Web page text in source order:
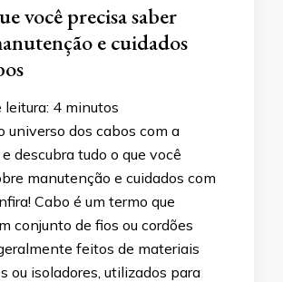
você precisa saber
e cuidados
leitura: 4 minutos
universo dos cabos com a
descubra tudo o que você
manutenção e cuidados com
Cabo é um termo que
conjunto de fios ou cordões
feitos de materiais
ou isoladores, utilizados para